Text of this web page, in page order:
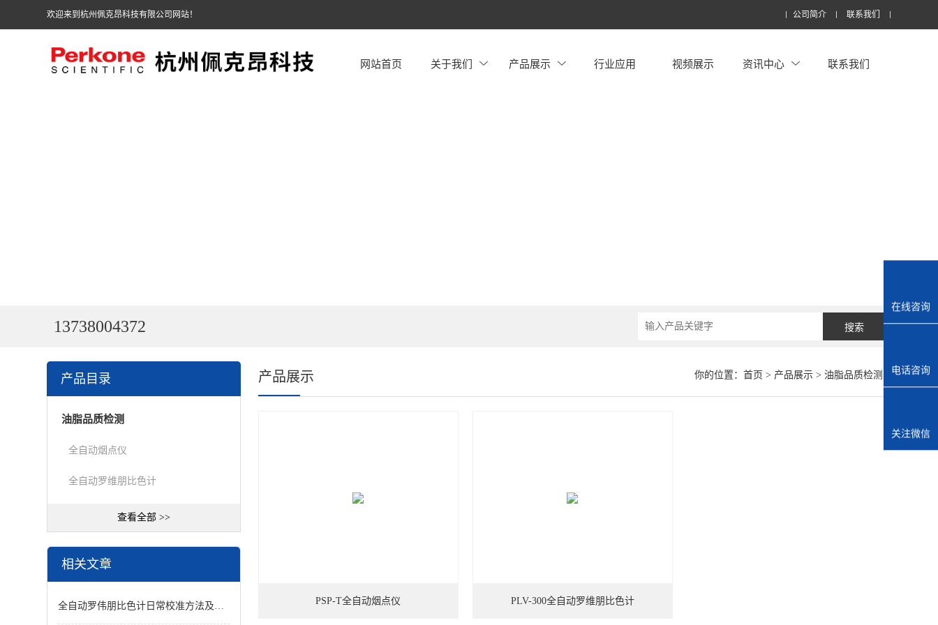
欢迎来到杭州佩克昂科技有限公司网站！ 公司简介 联系我们
网站首页 关于我们 产品展示 行业应用 视频展示 资讯中心 联系我们
13738004372
产品目录
油脂品质检测
全自动烟点仪
全自动罗维朋比色计
查看全部 >>
相关文章
全自动罗伟朋比色计日常校准方法及标准滤光片使用规范
你的位置： 首页 > 产品展示> 油脂品质检测
产品展示
PSP-T全自动烟点仪 PLV-300全自动罗维朋比色计
在线咨询
电话咨询
关注微信